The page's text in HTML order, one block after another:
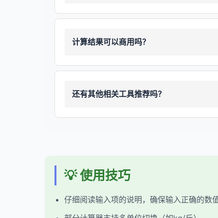
计算结果可以商用吗？
还有其他相关工具推荐吗？
💡 使用技巧
仔细阅读输入项的说明，确保输入正确的数